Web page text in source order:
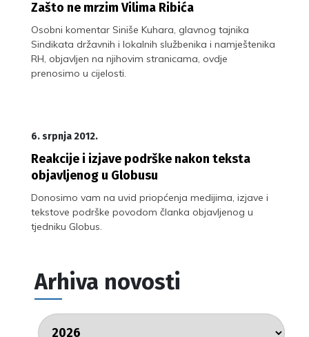
Zašto ne mrzim Vilima Ribića
Osobni komentar Siniše Kuhara, glavnog tajnika
Sindikata državnih i lokalnih službenika i namještenika
RH, objavljen na njihovim stranicama, ovdje
prenosimo u cijelosti.
6. srpnja 2012.
Reakcije i izjave podrške nakon teksta
objavljenog u Globusu
Donosimo vam na uvid priopćenja medijima, izjave i
tekstove podrške povodom članka objavljenog u
tjedniku Globus.
Arhiva novosti